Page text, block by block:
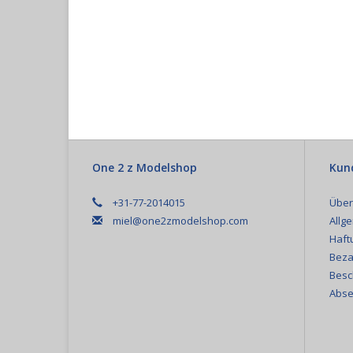
One 2 z Modelshop
+31-77-2014015
miel@one2zmodelshop.com